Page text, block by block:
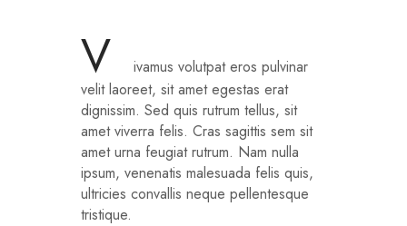
V
ivamus volutpat eros pulvinar
velit laoreet, sit amet egestas erat
dignissim. Sed quis rutrum tellus, sit
amet viverra felis. Cras sagittis sem sit
amet urna feugiat rutrum. Nam nulla
ipsum, venenatis malesuada felis quis,
ultricies convallis neque pellentesque
tristique.